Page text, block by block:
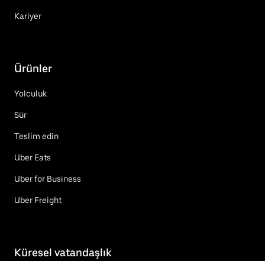
Kariyer
Ürünler
Yolculuk
Sür
Teslim edin
Uber Eats
Uber for Business
Uber Freight
Küresel vatandaşlık